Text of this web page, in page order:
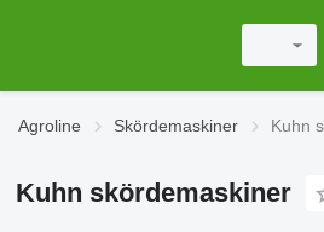
Agroline Skördemaskiner Kuhn
Kuhn skördemaskiner